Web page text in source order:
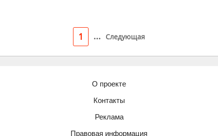
1 ... Следующая
О проекте
Контакты
Реклама
Правовая информация